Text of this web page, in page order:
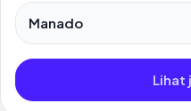
Pilih salah satu dari 500+
Lihat